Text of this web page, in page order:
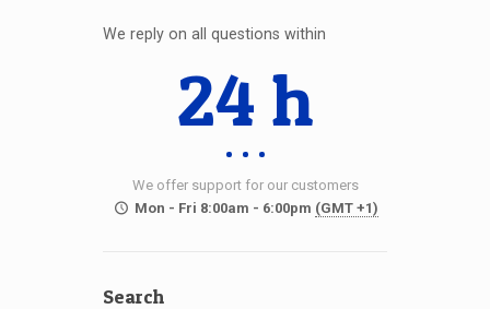
We reply on all questions within
24 h
We offer support for our customers
Mon - Fri 8:00am - 6:00pm (GMT +1)
Search